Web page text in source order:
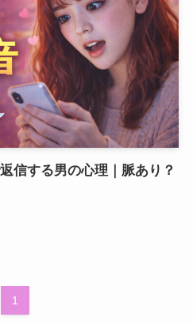
信する男の心理｜脈あり？
1